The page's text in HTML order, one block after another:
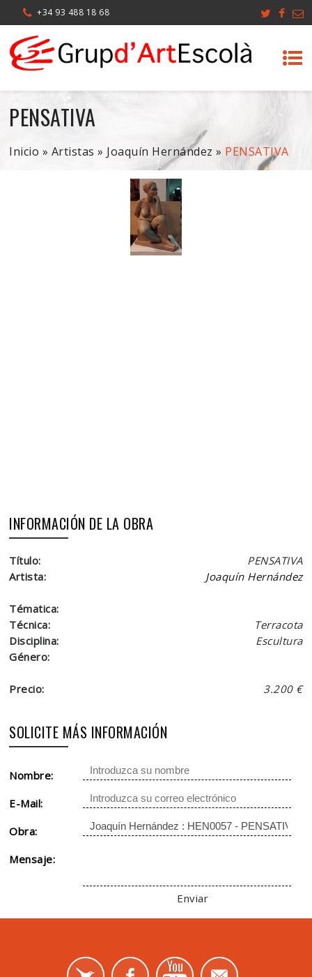
+34 93 488 18 68
PENSATIVA
Inicio » Artistas » Joaquín Hernández » PENSATIVA
INFORMACIÓN DE LA OBRA
Título:
PENSATIVA
Artista:
Joaquín Hernández
Tématica:
Técnica:
Terracota
Disciplina:
Escultura
Género:
Precio: 3.200 €
SOLICITE MÁS INFORMACIÓN
Nombre:
E-Mail:
Obra:
Mensaje:
Enviar